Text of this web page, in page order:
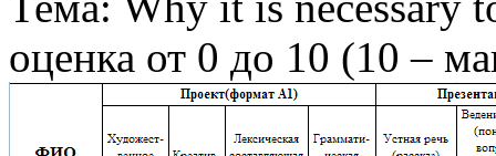
оценка от 0 до 10 (10 –